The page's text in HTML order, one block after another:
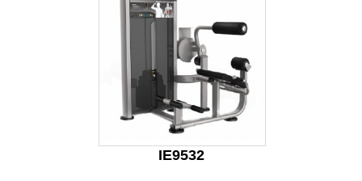
IE9532